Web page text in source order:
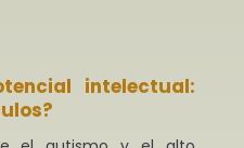
intelectual: